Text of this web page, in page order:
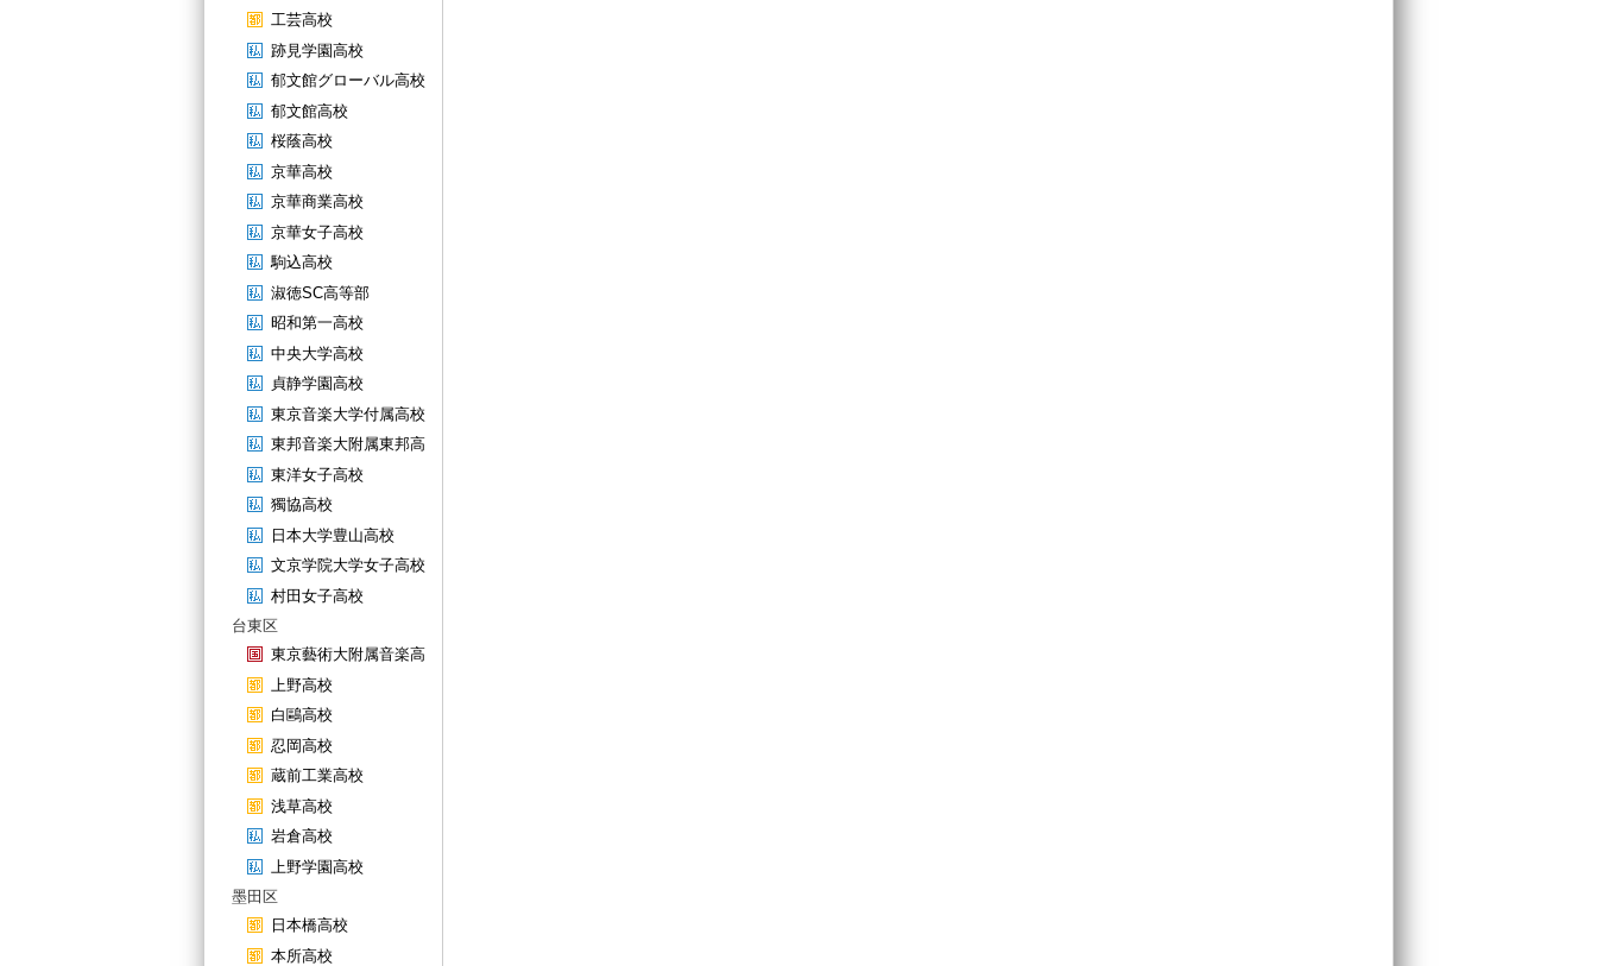
工芸高校
跡見学園高校
郁文館グローバル高校
郁文館高校
桜蔭高校
京華高校
京華商業高校
京華女子高校
駒込高校
淑徳SC高等部
昭和第一高校
中央大学高校
貞静学園高校
東京音楽大学付属高校
東邦音楽大附属東邦高
東洋女子高校
獨協高校
日本大学豊山高校
文京学院大学女子高校
村田女子高校
台東区
東京藝術大附属音楽高
上野高校
白鷗高校
忍岡高校
蔵前工業高校
浅草高校
岩倉高校
上野学園高校
墨田区
日本橋高校
本所高校